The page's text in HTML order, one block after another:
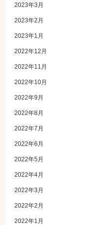
2023年3月
2023年2月
2023年1月
2022年12月
2022年11月
2022年10月
2022年9月
2022年8月
2022年7月
2022年6月
2022年5月
2022年4月
2022年3月
2022年2月
2022年1月